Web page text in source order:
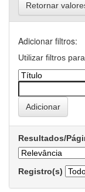
Retornar
Adicionar filtros:
Utilizar filtros
Resultados/
Registro(s)